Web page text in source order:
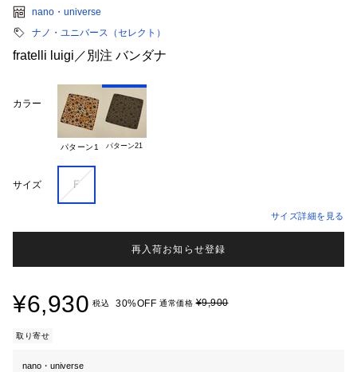
nano・universe
ナノ・ユニバース（セレクト）
fratelli luigi／別注 バンダナ
カラー
パターン1 パターン21
サイズ Ｆ
サイズ詳細を見る
再入荷お知らせ登録
¥6,930 税込 30%OFF 通常価格¥9,900
取り寄せ
nano・universe